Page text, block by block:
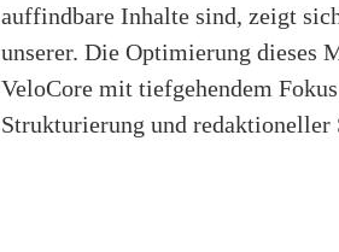
auffindbare Inhalte sind, zeigt
unserer. Die Optimierung dieses
VeloCore mit tiefgehendem
Strukturierung und redaktioneller